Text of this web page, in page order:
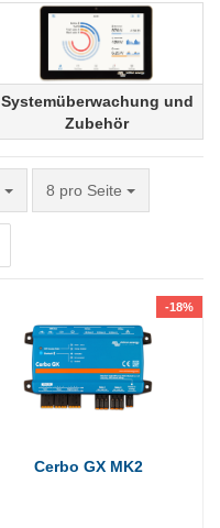
Systemüberwachung und
Zubehör
8 pro Seite
pro Seite
-18%
Cerbo GX MK2